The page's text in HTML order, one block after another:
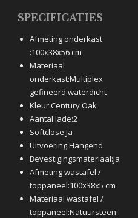
SPECIFICATIES
Afmeting onderkast
:100x38x56 cm
Materiaal
onderkast:Multiplex
gefineerd waterdicht
Kleur:Century Oak
Aantal lade:2
Softclose:Ja
Uitvoering:Hangend
Bevestigingsmateriaal:Ja
Afmeting wastafel /
toppaneel:100x38x5 cm
Materiaal wastafel /
toppaneel:Natuursteen